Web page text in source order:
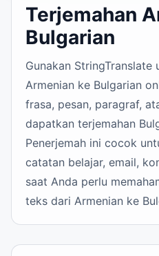
Terjemahan
Bulgarian
Gunakan StringTranslate
Armenian ke Bulgarian
frasa, pesan, paragraf,
dapatkan terjemahan
Penerjemah ini cocok
catatan belajar, email,
saat Anda perlu
teks dari Armenian ke